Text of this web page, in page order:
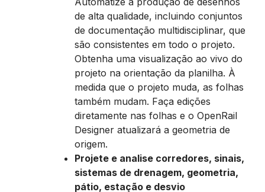
de alta qualidade, incluindo conjuntos
de documentação multidisciplinar, que
são consistentes em todo o projeto.
Obtenha uma visualização ao vivo do
projeto na orientação da planilha. À
medida que o projeto muda, as folhas
também mudam. Faça edições
diretamente nas folhas e o OpenRail
Designer atualizará a geometria de
origem.
Projete e analise corredores, sinais,
sistemas de drenagem, geometria,
pátio, estação e desvio